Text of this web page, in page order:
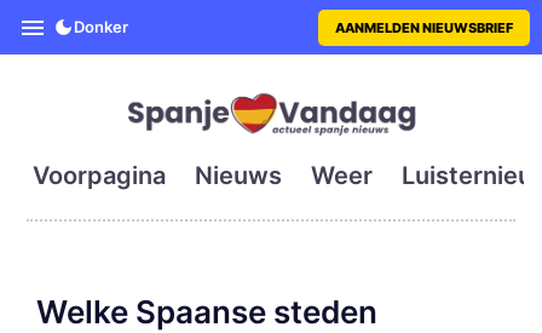
SpanjeVandaag is de eerste
Donker AANMELDEN NIEUWSBRIEF
Voorpagina Nieuws Weer
Welke Spaanse steden